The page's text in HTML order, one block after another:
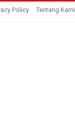
Policy Tentang Kami